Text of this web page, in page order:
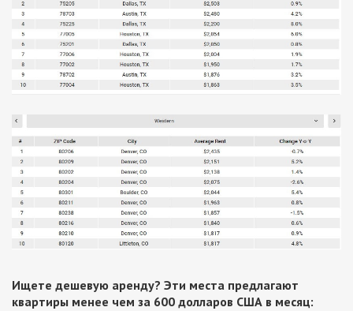
Ищете дешевую аренду? Эти места предлагают
квартиры менее чем за 600 долларов США в месяц: